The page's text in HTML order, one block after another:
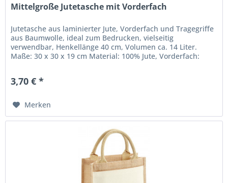
Mittelgroße Jutetasche mit Vorderfach
Jutetasche aus laminierter Jute, Vorderfach und Tragegriffe
aus Baumwolle, ideal zum Bedrucken, vielseitig
verwendbar, Henkellänge 40 cm, Volumen ca. 14 Liter.
Maße: 30 x 30 x 19 cm Material: 100% Jute, Vorderfach:
3,70 € *
Merken